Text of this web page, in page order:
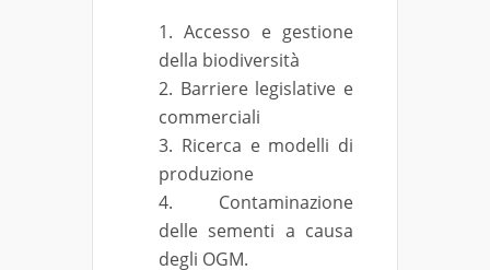
Accesso e gestione
della biodiversità
Barriere legislative e
commerciali
Ricerca e modelli di
produzione
Contaminazione
delle sementi a causa
degli OGM.